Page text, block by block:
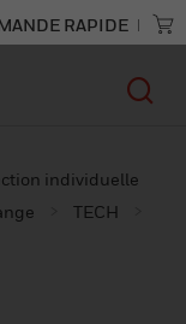
RAPIDE
individuelle
TECH